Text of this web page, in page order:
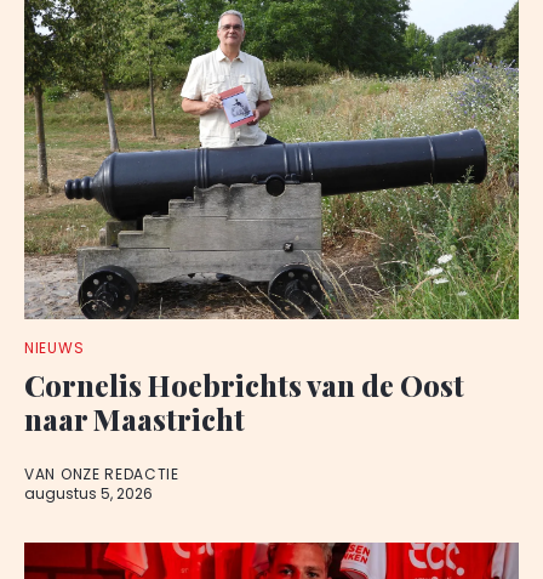
NIEUWS
Cornelis Hoebrichts van de Oost
naar Maastricht
VAN ONZE REDACTIE
augustus 5, 2026